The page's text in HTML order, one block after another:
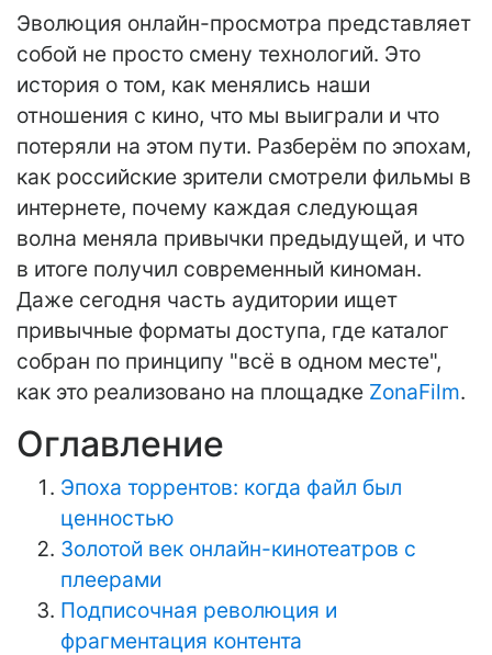
Эволюция онлайн-просмотра представляет
собой не просто смену технологий. Это
история о том, как менялись наши
отношения с кино, что мы выиграли и что
потеряли на этом пути. Разберём по эпохам,
как российские зрители смотрели фильмы в
интернете, почему каждая следующая
волна меняла привычки предыдущей, и что
в итоге получил современный киноман.
Даже сегодня часть аудитории ищет
привычные форматы доступа, где каталог
собран по принципу "всё в одном месте",
как это реализовано на площадке ZonaFilm.
Оглавление
Эпоха торрентов: когда файл был
ценностью
Золотой век онлайн-кинотеатров с
плеерами
Подписочная революция и
фрагментация контента